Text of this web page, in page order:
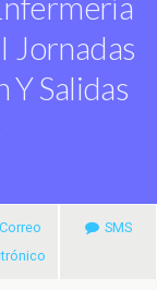
Jornadas
Salidas
Correo
SMS